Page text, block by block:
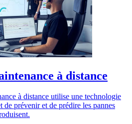
à distance
à distance utilise une technologie
de prévenir et de prédire les pannes